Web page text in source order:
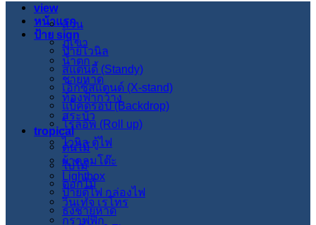
หน้าแรก
ป้าย sign
ป้ายไวนิล
สแตนดี้ (Standy)
เอ็กซ์สแตนด์ (X-stand)
แบ็คดรอป (Backdrop)
โรลอัพ (Roll up)
ไวนิล ตู้ไฟ
ผ้าคลุมโต๊ะ
Lightbox
ป้ายตู้ไฟ กล่องไฟ
ธงชายหาด
view
สวน
ภูเขา
น้ำตก
ชายหาด
ท้องฟ้ากว้าง
สระบัว
tropical
ต้นไม้
ใบไม้
ดอกไม้
วินเทจ เรโทร
กราฟฟิก